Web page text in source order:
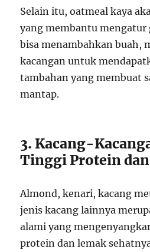
Selain itu, oatmeal kaya
yang membantu mengatur
bisa menambahkan buah,
kacangan untuk
tambahan yang membuat
mantap.
3. Kacang-
Tinggi Protein
Almond, kenari, kacang
jenis kacang lainnya
alami yang
protein dan lemak